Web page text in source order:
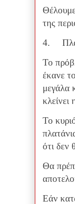
της
4.
Το
έκανε
μεγάλα
Το
ότι δεν
Θα
Εάν